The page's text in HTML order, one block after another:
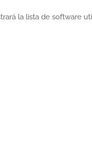
la lista de software